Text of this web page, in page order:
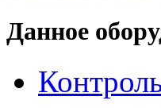
Данное